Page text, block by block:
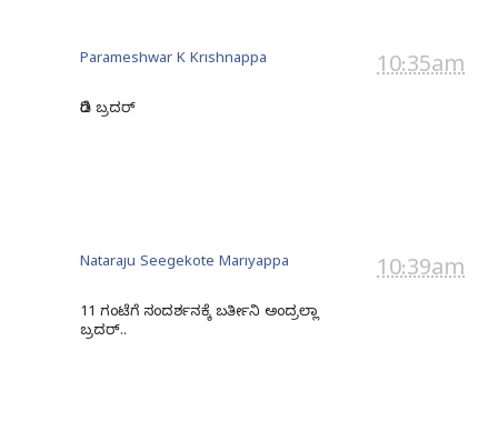
10:35am
Parameshwar K Krishnappa
ರೆಡಿ ಬ್ರದರ್
10:39am
Nataraju Seegekote Mariyappa
11 ಗಂಟೆಗೆ ಸಂದರ್ಶನಕ್ಕೆ ಬರ್ತೀನಿ ಅಂದ್ರಲ್ಲಾ
ಬ್ರದರ್..